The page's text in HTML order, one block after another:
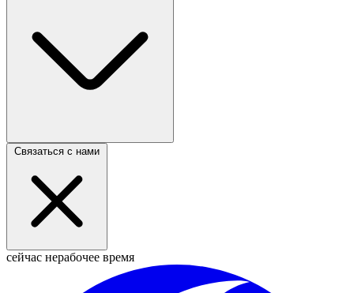
Связаться с нами
сейчас нерабочее время